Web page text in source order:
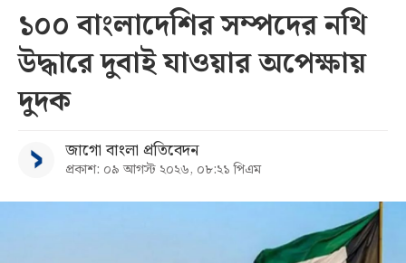
১০০ বাংলাদেশির সম্পদের নথি
উদ্ধারে দুবাই যাওয়ার অপেক্ষায়
দুদক
জাগো বাংলা প্রতিবেদন
প্রকাশ: ০৯ আগস্ট ২০২৬, ০৮:২১ পিএম